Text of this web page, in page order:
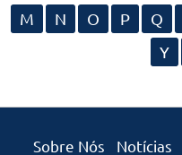
M
N O P Q
Y
Sobre Nós Notícias